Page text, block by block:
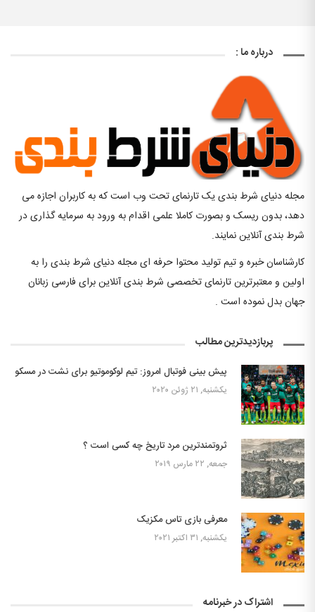
درباره ما :
مجله دنیای شرط بندی یک تارنمای تحت وب است که به کاربران اجازه می
دهد، بدون ریسک و بصورت کاملا علمی اقدام به ورود به سرمایه گذاری در
شرط بندی آنلاین نمایند.
کارشناسان خبره و تیم تولید محتوا حرفه ای مجله دنیای شرط بندی را به
اولین و معتبرترین تارنمای تخصصی شرط بندی آنلاین برای فارسی زبانان
جهان بدل نموده است .
پربازدیدترین مطالب
پیش بینی فوتبال امروز: تیم لوکوموتیو برای نشت در مسکو
یکشنبه, ۲۱ ژوئن ۲۰۲۰
ثروتمندترین مرد تاریخ چه کسی است ؟
جمعه, ۲۲ مارس ۲۰۱۹
معرفی بازی تاس مکزیک
یکشنبه, ۳۱ اکتبر ۲۰۲۱
اشتراک در خبرنامه